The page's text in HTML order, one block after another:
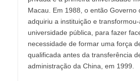
Macau. Em 1988, o então Governo
adquiriu a instituição e
universidade pública, para fazer
necessidade de formar uma força
qualificada antes da transferência
administração da China, em 1999.